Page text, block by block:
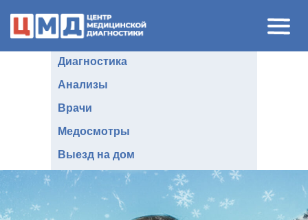
Диагностика
Анализы
Медосмотры
Выезд на дом
Врачи